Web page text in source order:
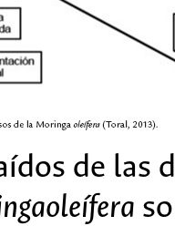
de las